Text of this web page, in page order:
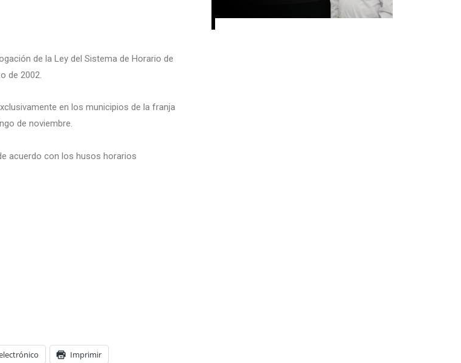
de la Ley del Sistema de Horario de
de 2002.
en los municipios de la franja
de noviembre.
acuerdo con los husos horarios
Imprimir